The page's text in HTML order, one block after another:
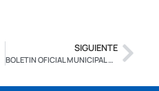
SIGUIENTE
BOLETIN OFICIAL MUNICIPAL N° 2.615 – CON FIRMA DIGITAL